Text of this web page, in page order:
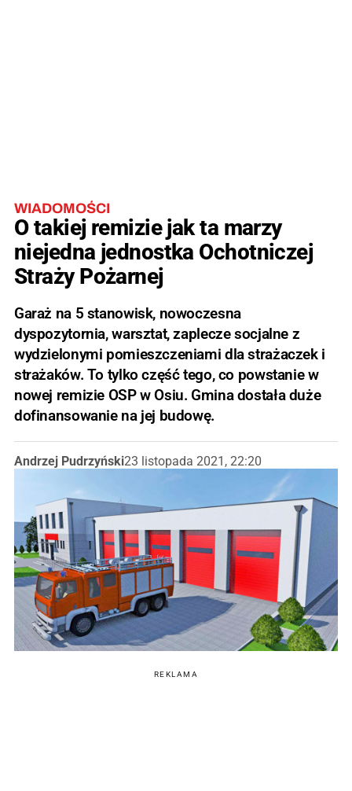
WIADOMOŚCI
O takiej remizie jak ta marzy
niejedna jednostka Ochotniczej
Straży Pożarnej
Garaż na 5 stanowisk, nowoczesna
dyspozytornia, warsztat, zaplecze socjalne z
wydzielonymi pomieszczeniami dla strażaczek i
strażaków. To tylko część tego, co powstanie w
nowej remizie OSP w Osiu. Gmina dostała duże
dofinansowanie na jej budowę.
Andrzej Pudrzyński23 listopada 2021, 22:20
REKLAMA